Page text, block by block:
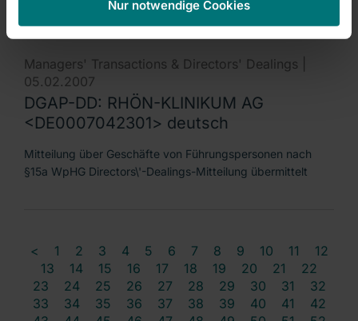
Nur notwendige Cookies
Managers' Transactions & Directors' Dealings |
05.02.2007
DGAP-DD: RHÖN-KLINIKUM AG
<DE0007042301> deutsch
Mitteilung über Geschäfte von Führungspersonen nach
§15a WpHG Directors\'-Dealings-Mitteilung übermittelt
< 1 2 3 4 5 6 7 8 9 10 11
12
13
14 15 16 17 18 19 20 21
22
23
24 25 26 27 28 29 30 31
32
33
34 35 36 37 38 39 40 41
42